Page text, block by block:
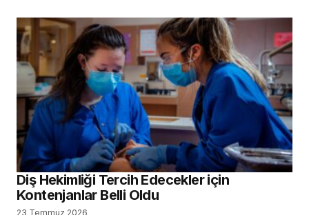
Diş Hekimliği Tercih Edecekler için
Kontenjanlar Belli Oldu
23 Temmuz 2026